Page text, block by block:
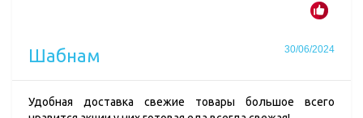
Шабнам 30/06/2024
Удобная доставка свежие товары большое всего